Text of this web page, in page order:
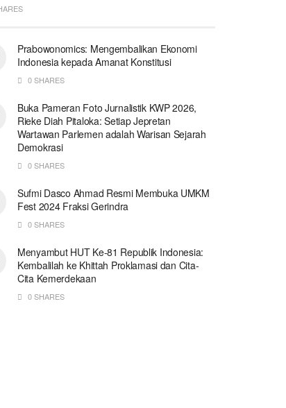
Prabowonomics: Mengembalikan Ekonomi
Indonesia kepada Amanat Konstitusi
0 SHARES
Buka Pameran Foto Jurnalistik KWP 2026,
Rieke Diah Pitaloka: Setiap Jepretan
Wartawan Parlemen adalah Warisan Sejarah
Demokrasi
0 SHARES
Sufmi Dasco Ahmad Resmi Membuka UMKM
Fest 2024 Fraksi Gerindra
0 SHARES
Menyambut HUT Ke-81 Republik Indonesia:
Kembalilah ke Khittah Proklamasi dan Cita-
Cita Kemerdekaan
0 SHARES